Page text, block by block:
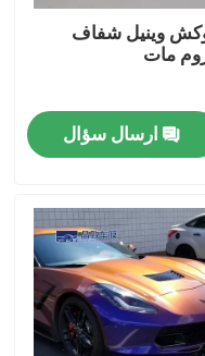
وینیل شفاف
مات
ارسال سؤال